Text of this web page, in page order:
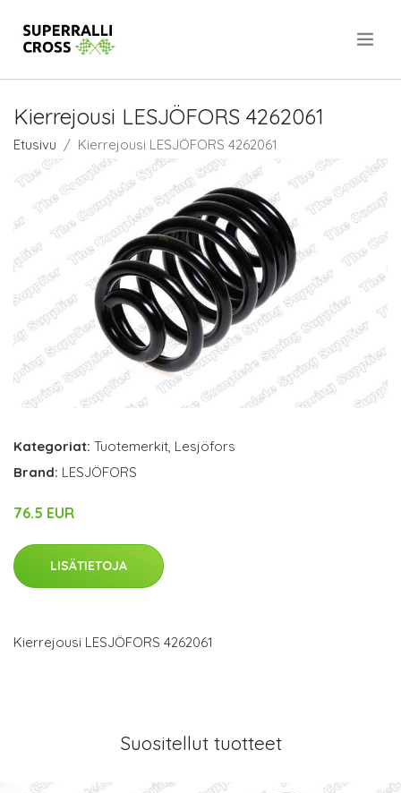
Kierrejousi LESJÖFORS 4262061
Etusivu Kierrejousi LESJÖFORS 4262061
Kategoriat: Tuotemerkit Lesjöfors
Brand: LESJÖFORS
76.5 EUR
LISÄTIETOJA
Kierrejousi LESJÖFORS 4262061
Suositellut tuotteet